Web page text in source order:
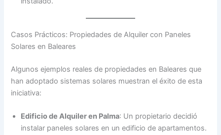
Casos Prácticos: Propiedades de Alquiler con Paneles
Solares en Baleares
Algunos ejemplos reales de propiedades en Baleares que
han adoptado sistemas solares muestran el éxito de esta
iniciativa:
Edificio de Alquiler en Palma: Un propietario decidió
instalar paneles solares en un edificio de apartamentos.